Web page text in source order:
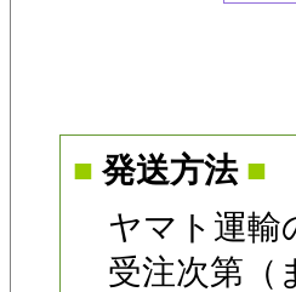
■ 発送方法 ■
ヤマト運輸
受注次第（